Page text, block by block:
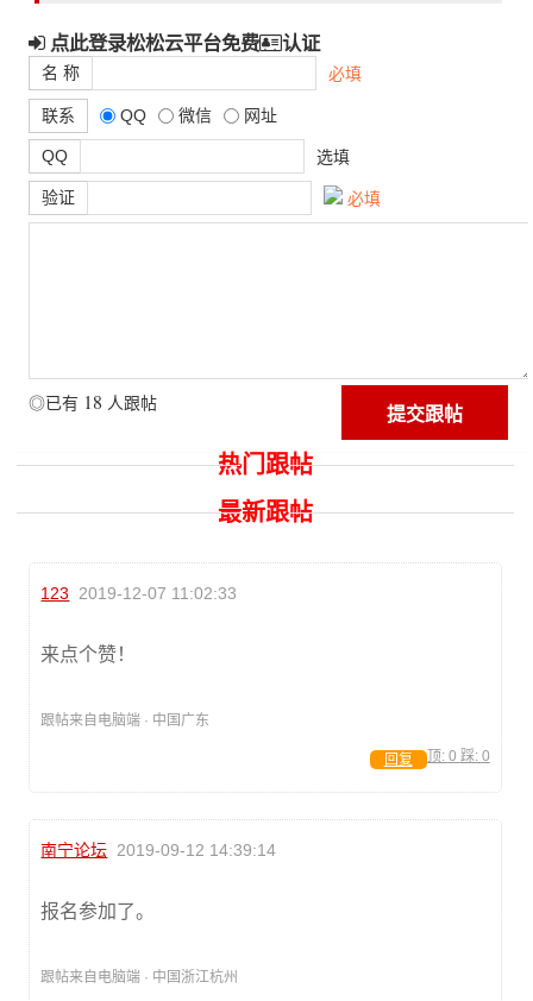
点此登录松松云平台免费 认证
名 称 必填
联系 QQ 微信 网址
QQ 选填
验证 必填
◎已有 18 人跟帖
热门跟帖
最新跟帖
123 2019-12-07 11:02:33
来点个赞！
跟帖来自电脑端 · 中国广东
顶: 0 踩: 0
回复
南宁论坛 2019-09-12 14:39:14
报名参加了。
跟帖来自电脑端 · 中国浙江杭州